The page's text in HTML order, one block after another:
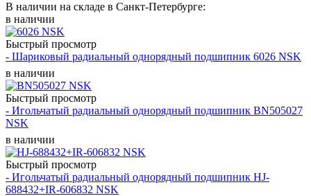
В наличии на складе в Санкт-Петербурге:
в наличии
Быстрый просмотр
- Шариковый радиальный однорядный подшипник 6026 NSK
в наличии
Быстрый просмотр
- Игольчатый радиальный однорядный подшипник BN505027
NSK
в наличии
Быстрый просмотр
- Игольчатый радиальный однорядный подшипник HJ-
688432+IR-606832 NSK